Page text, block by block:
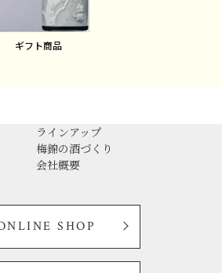
ギフト商品
ラインアップ
梅錦の酒づくり
会社概要
SHOP